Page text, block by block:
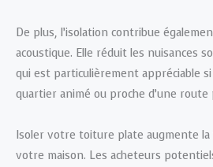
De plus, l’isolation contribue
acoustique. Elle réduit les nuisances
qui est particulièrement appréciable
quartier animé ou proche d’une route
Isoler votre toiture plate augmente la
votre maison. Les acheteurs